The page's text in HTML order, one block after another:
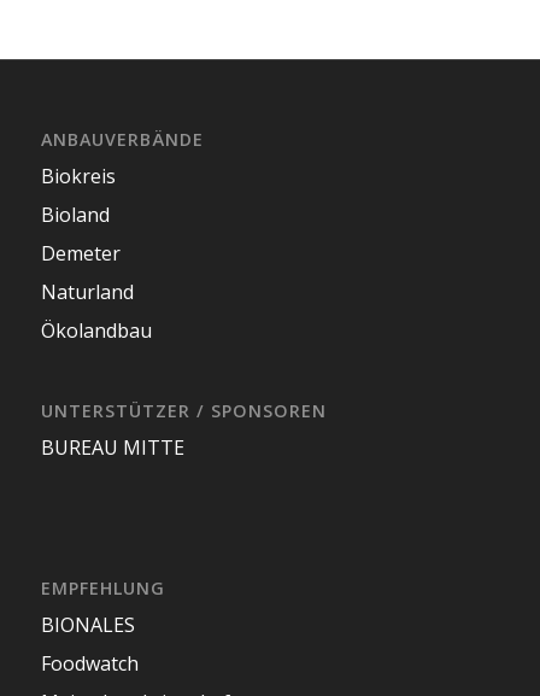
ANBAUVERBÄNDE
Biokreis
Bioland
Demeter
Naturland
Ökolandbau
UNTERSTÜTZER / SPONSOREN
BUREAU MITTE
EMPFEHLUNG
BIONALES
Foodwatch